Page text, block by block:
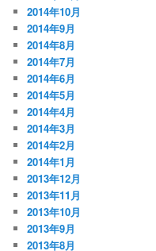
2014年10月
2014年9月
2014年8月
2014年7月
2014年6月
2014年5月
2014年4月
2014年3月
2014年2月
2014年1月
2013年12月
2013年11月
2013年10月
2013年9月
2013年8月